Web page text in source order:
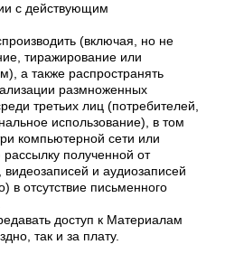
с действующим
(включая, но не
тиражирование или
а также распространять
размноженных
третьих лиц (потребителей,
использование), в том
компьютерной сети или
полученной от
и аудиозаписей
в отсутствие письменного
доступ к Материалам
так и за плату.